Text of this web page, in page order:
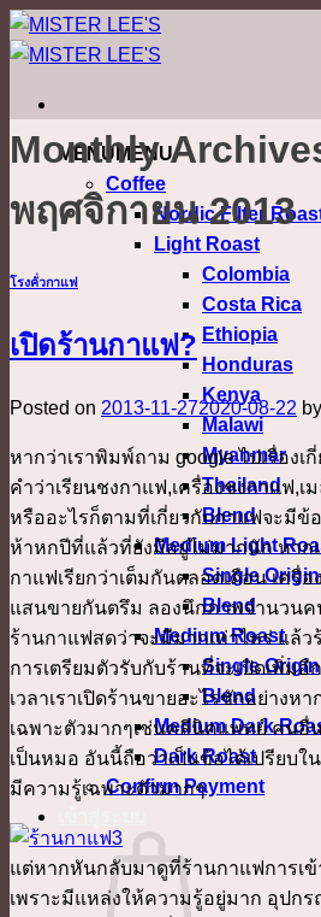
ข้าม
ไป
เนื้อหา
MENUMENU
Coffee
Nordic Filter
Light Roast
Colombia
Costa Rica
Ethiopia
Honduras
Kenya
Malawi
Myanmar
Thailand
Blend
Medium Light
Single Origin
Blend
Medium Roast
Single Origin
Blend
Medium Dark
Dark Roast
Confirm Payment
Monthly
พฤศจิกายน 2013
โรงคั่วกาแฟ
เปิดร้านกาแฟ?
Posted on 2013-11-272020-08-22 by
หากว่าเราพิมพ์ถาม google ไปเรื่องเ
คำว่าเรียนชงกาแฟ,เครื่องชงกาแฟ,
หรืออะไรก็ตามที่เกี่ยวกับกาแฟจะมี
ห้าหกปีที่แล้วที่ยังมีอยู่ไม่มากนัก หาก
กาแฟเรียกว่าเต็มกันตลอดเดือน เครื่
แสนขายกันตรึม ลองนึกภาพจำนวนค
ร้านกาแฟสดว่าจะมีมากเท่าไหร่ แล้
การเตรียมตัวรับกับร้านที่จะเปิดเพิ่มอี
เวลาเราเปิดร้านขายอะไรซักอย่างห
เฉพาะตัวมากๆเช่นคลีนิคแพทย์ คนอื่
เป็นหมอ อันนี้ถือว่าเป็นข้อได้เปรียบ
มีความรู้เฉพาะตัวมากๆ
แต่หากหันกลับมาดูที่ร้านกาแฟการเ
เพราะมีแหล่งให้ความรู้อยู่มาก อุปก